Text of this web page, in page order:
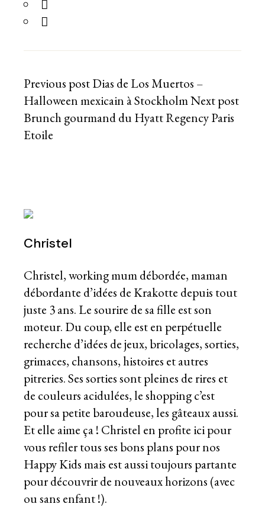
Previous postDias de Los Muertos –
Halloween mexicain à StockholmNext post
Brunch gourmand du Hyatt Regency Paris
Etoile
Christel
Christel, working mum débordée, maman
débordante d’idées de Krakotte depuis tout
juste 3 ans. Le sourire de sa fille est son
moteur. Du coup, elle est en perpétuelle
recherche d’idées de jeux, bricolages, sorties,
grimaces, chansons, histoires et autres
pitreries. Ses sorties sont pleines de rires et
de couleurs acidulées, le shopping c’est
pour sa petite baroudeuse, les gâteaux aussi.
Et elle aime ça ! Christel en profite ici pour
vous refiler tous ses bons plans pour nos
Happy Kids mais est aussi toujours partante
pour découvrir de nouveaux horizons (avec
ou sans enfant !).